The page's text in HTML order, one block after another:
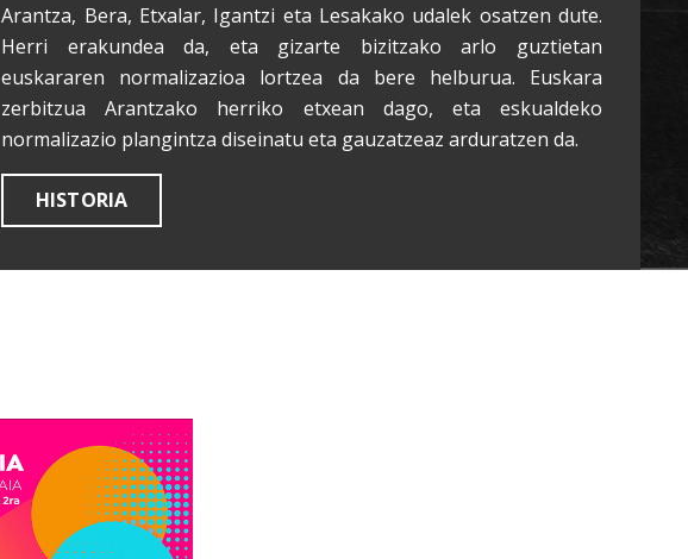
Arantza, Bera, Etxalar, Igantzi eta Lesakako udalek osatzen dute.
Herri erakundea da, eta gizarte bizitzako arlo guztietan
euskararen normalizazioa lortzea da bere helburua. Euskara
zerbitzua Arantzako herriko etxean dago, eta eskualdeko
normalizazio plangintza diseinatu eta gauzatzeaz arduratzen da.
HISTORIA